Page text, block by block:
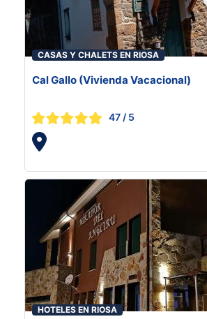
CASAS Y CHALETS EN RIOSA
Cal Gallo (Vivienda Vacacional)
47 / 5
HOTELES EN RIOSA